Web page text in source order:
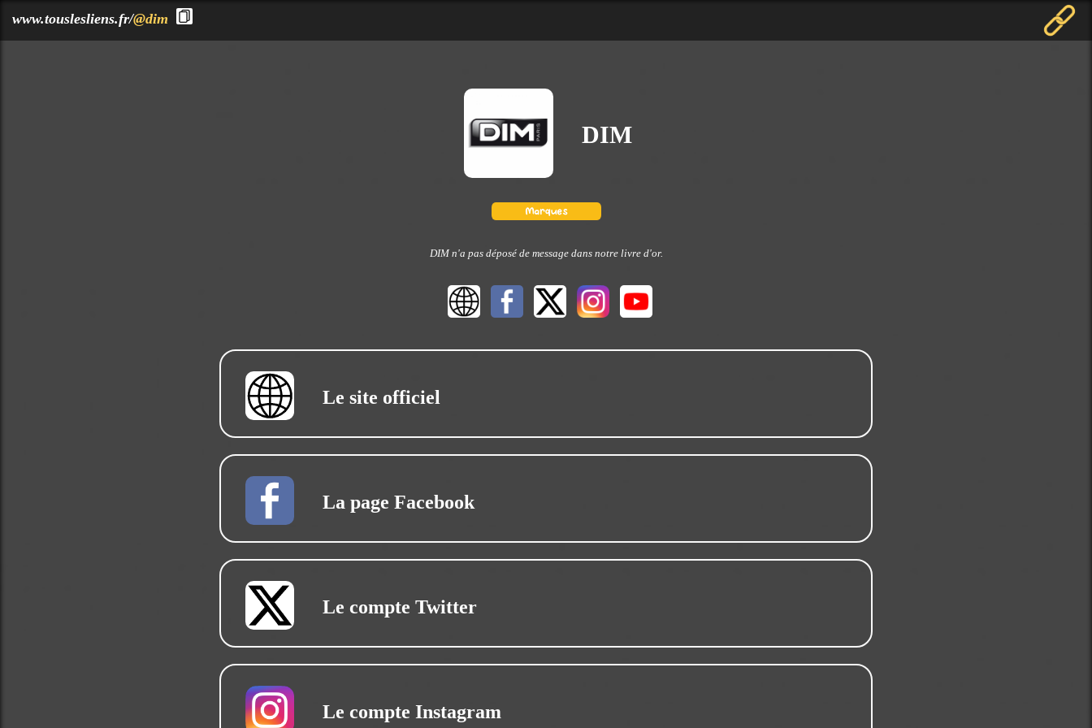
www.touslesliens.fr/@dim
DIM
DIM n'a pas déposé de message dans notre livre d'or.
Le site officiel
La page Facebook
Le compte Twitter
Le compte Instagram